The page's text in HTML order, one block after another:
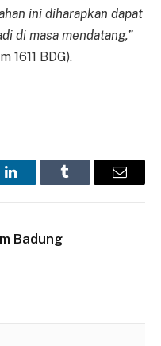
ini diharapkan dapat
di masa mendatang,”
1611 BDG).
LinkedInTumblr Email
Badung